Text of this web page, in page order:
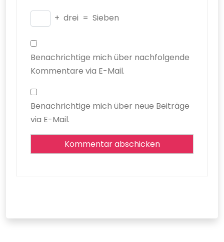
+ drei = Sieben
Benachrichtige mich über nachfolgende
Kommentare via E-Mail.
Benachrichtige mich über neue Beiträge
via E-Mail.